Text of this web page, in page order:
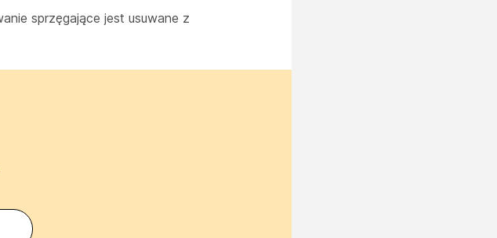
sprzęgające jest usuwane z